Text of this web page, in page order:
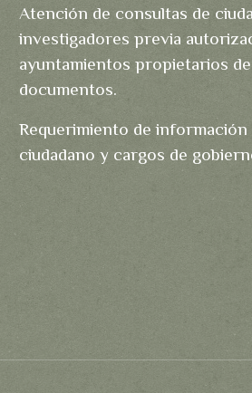
Atención de consultas de
investigadores previa
ayuntamientos propietarios
documentos.
Requerimiento de información
ciudadano y cargos de